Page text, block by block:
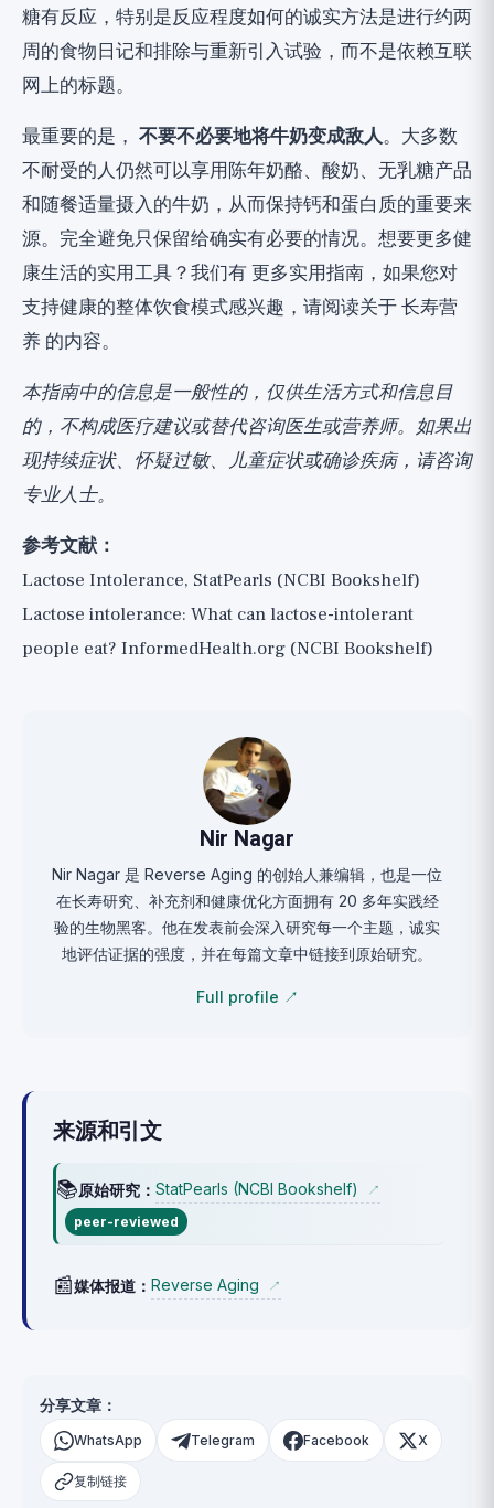
糖有反应，特别是反应程度如何的诚实方法是进行约两
周的食物日记和排除与重新引入试验，而不是依赖互联
网上的标题。
最重要的是， 不要不必要地将牛奶变成敌人。大多数
不耐受的人仍然可以享用陈年奶酪、酸奶、无乳糖产品
和随餐适量摄入的牛奶，从而保持钙和蛋白质的重要来
源。完全避免只保留给确实有必要的情况。想要更多健
康生活的实用工具？我们有更多实用指南 ，如果您对
支持健康的整体饮食模式感兴趣，请阅读关于长寿营
养 的内容。
本指南中的信息是一般性的，仅供生活方式和信息目
的，不构成医疗建议或替代咨询医生或营养师。如果出
现持续症状、怀疑过敏、儿童症状或确诊疾病，请咨询
专业人士。
参考文献：
Lactose Intolerance, StatPearls (NCBI Bookshelf)
Lactose intolerance: What can lactose-intolerant
people eat? InformedHealth.org (NCBI Bookshelf)
Nir Nagar
Nir Nagar 是 Reverse Aging 的创始人兼编辑，也是一位
在长寿研究、补充剂和健康优化方面拥有 20 多年实践经
验的生物黑客。他在发表前会深入研究每一个主题，诚实
地评估证据的强度，并在每篇文章中链接到原始研究。
Full profile ↗
来源和引文
📚原始研究： StatPearls (NCBI Bookshelf)
↗
peer-reviewed
📰媒体报道： Reverse Aging ↗
分享文章：
WhatsApp Telegram Facebook X
复制链接